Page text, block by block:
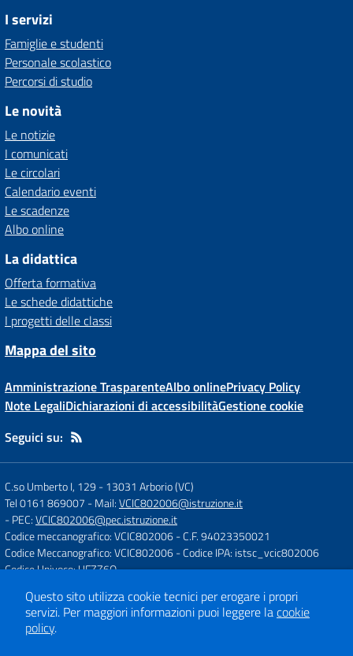
I servizi
Famiglie e studenti
Personale scolastico
Percorsi di studio
Le novità
Le notizie
I comunicati
Le circolari
Calendario eventi
Le scadenze
Albo online
La didattica
Offerta formativa
Le schede didattiche
I progetti delle classi
Mappa del sito
Amministrazione TrasparenteAlbo onlinePrivacy Policy
Note LegaliDichiarazioni di accessibilitàGestione cookie
Seguici su:
C.so Umberto I, 129 -13031 Arborio (VC)
Tel 0161 869007 - Mail:VCIC802006@istruzione.it
- PEC:VCIC802006@pec.istruzione.it
Codice meccanografico: VCIC802006- C.F. 94023350021
Codice Meccanografico: VCIC802006- Codice IPA: istsc_vcic802006
Codice Univoco: UFZZ6Q
Concept & Design by
Designers Italia
Questo sito utilizza cookie tecnici per erogare i propri
servizi. Per maggiori informazioni puoi leggere lacookie
policy.